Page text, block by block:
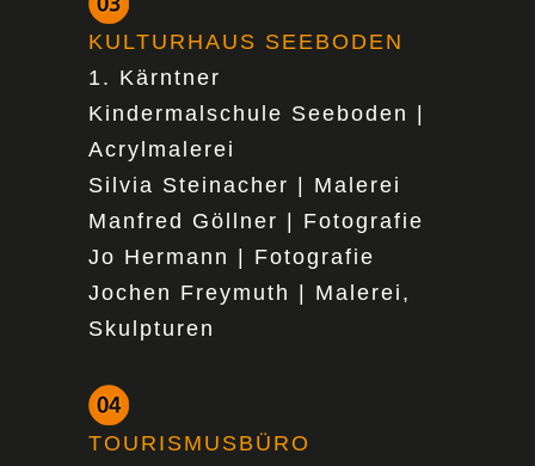
KULTURHAUS SEEBODEN
1. Kärntner
Kindermalschule Seeboden |
Acrylmalerei
Silvia Steinacher | Malerei
Manfred Göllner | Fotografie
Jo Hermann | Fotografie
Jochen Freymuth | Malerei,
Skulpturen
TOURISMUSBÜRO